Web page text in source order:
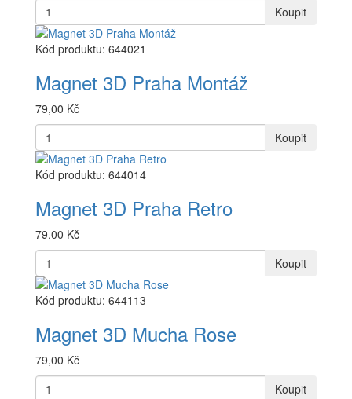
Koupit
Kód produktu: 644021
Magnet 3D Praha Montáž
79,00 Kč
Koupit
Kód produktu: 644014
Magnet 3D Praha Retro
79,00 Kč
Koupit
Kód produktu: 644113
Magnet 3D Mucha Rose
79,00 Kč
Koupit